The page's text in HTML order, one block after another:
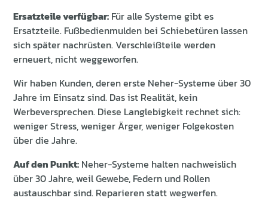
Ersatzteile verfügbar: Für alle Systeme gibt es
Ersatzteile. Fußbedienmulden bei Schiebetüren lassen
sich später nachrüsten. Verschleißteile werden
erneuert, nicht weggeworfen.
Wir haben Kunden, deren erste Neher-Systeme über 30
Jahre im Einsatz sind. Das ist Realität, kein
Werbeversprechen. Diese Langlebigkeit rechnet sich:
weniger Stress, weniger Ärger, weniger Folgekosten
über die Jahre.
Auf den Punkt: Neher-Systeme halten nachweislich
über 30 Jahre, weil Gewebe, Federn und Rollen
austauschbar sind. Reparieren statt wegwerfen.